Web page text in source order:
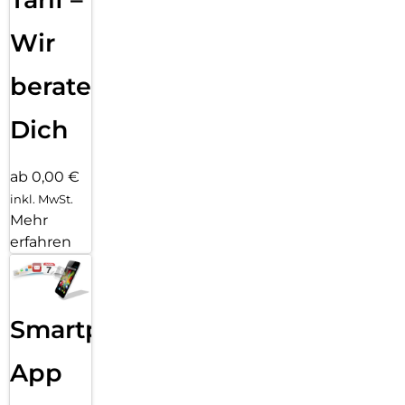
Wir
beraten
Dich
ab 0,00 €
inkl. MwSt.
Mehr
erfahren
Smartphone
App